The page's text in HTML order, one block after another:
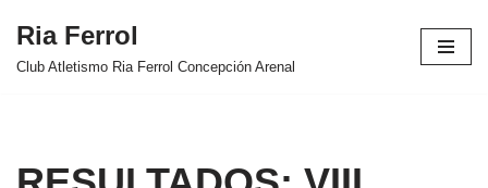
Saltar
Ria Ferrol
Club Atletismo Ria Ferrol Concepción Arenal